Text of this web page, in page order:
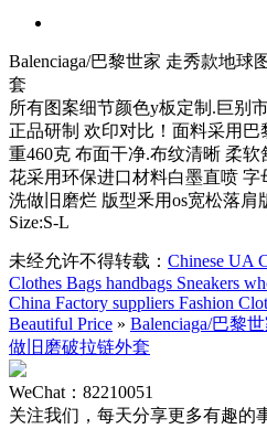
Balenciaga/巴黎世家 走秀款地
套
所有图案细节颜色y板定制.巨别
正品研制 欢印对比！面料采用
重460克 布面干净.布纹清晰 柔
花采用环保进口材料白墨直喷
洗做旧磨烂 版型釆用os宽松落肩
Size:S-L
未经允许不得转载： Chinese UA
Clothes Bags handbags Sneakers
China Factory suppliers Fashion
Beautiful Price » Balenciaga/巴黎
做旧磨破拉链外套
WeChat：82210051
关注我们，每天分享更多有趣的